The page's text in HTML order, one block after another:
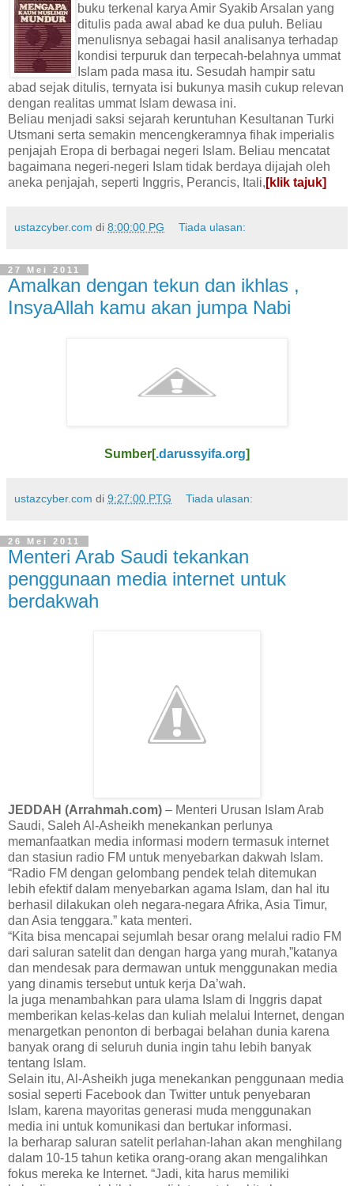
buku terkenal karya Amir Syakib Arsalan yang
ditulis pada awal abad ke dua puluh. Beliau
menulisnya sebagai hasil analisanya terhadap
kondisi terpuruk dan terpecah-belahnya ummat
Islam pada masa itu. Sesudah hampir satu
abad sejak ditulis, ternyata isi bukunya masih cukup relevan
dengan realitas ummat Islam dewasa ini.
Beliau menjadi saksi sejarah keruntuhan Kesultanan Turki
Utsmani serta semakin mencengkeramnya fihak imperialis
penjajah Eropa di berbagai negeri Islam. Beliau mencatat
bagaimana negeri-negeri Islam tidak berdaya dijajah oleh
aneka penjajah, seperti Inggris, Perancis, Itali, [klik tajuk]
ustazcyber.com di 8:00:00 PG Tiada ulasan:
27 Mei 2011
Amalkan dengan tekun dan ikhlas ,
InsyaAllah kamu akan jumpa Nabi
Sumber[.darussyifa.org]
ustazcyber.com di 9:27:00 PTG Tiada ulasan:
26 Mei 2011
Menteri Arab Saudi tekankan
penggunaan media internet untuk
berdakwah
JEDDAH (Arrahmah.com) – Menteri Urusan Islam Arab
Saudi, Saleh Al-Asheikh menekankan perlunya
memanfaatkan media informasi modern termasuk internet
dan stasiun radio FM untuk menyebarkan dakwah Islam.
“Radio FM dengan gelombang pendek telah ditemukan
lebih efektif dalam menyebarkan agama Islam, dan hal itu
berhasil dilakukan oleh negara-negara Afrika, Asia Timur,
dan Asia tenggara.” kata menteri.
“Kita bisa mencapai sejumlah besar orang melalui radio FM
dari saluran satelit dan dengan harga yang murah,”katanya
dan mendesak para dermawan untuk menggunakan media
yang dinamis tersebut untuk kerja Da’wah.
Ia juga menambahkan para ulama Islam di Inggris dapat
memberikan kelas-kelas dan kuliah melalui Internet, dengan
menargetkan penonton di berbagai belahan dunia karena
banyak orang di seluruh dunia ingin tahu lebih banyak
tentang Islam.
Selain itu, Al-Asheikh juga menekankan penggunaan media
sosial seperti Facebook dan Twitter untuk penyebaran
Islam, karena mayoritas generasi muda menggunakan
media ini untuk komunikasi dan bertukar informasi.
Ia berharap saluran satelit perlahan-lahan akan menghilang
dalam 10-15 tahun ketika orang-orang akan mengalihkan
fokus mereka ke Internet. “Jadi, kita harus memiliki